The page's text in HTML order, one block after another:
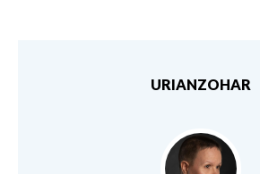
URIANZOHAR